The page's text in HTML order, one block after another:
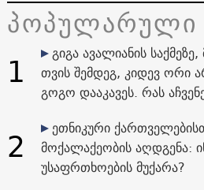
პოპულარული
1
გიგა ავალიანის
თვის შემდეგ, კიდევ ორი
გოგო დააკავეს. რას
2
ეთნიკური
მოქალაქეობის აღდგენა:
უსაფრთხოების მუქარა?